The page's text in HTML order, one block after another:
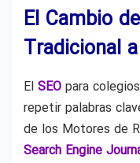
El Cambio
Tradicional
El SEO para
repetir palabras
de los Motores de
Search Engine